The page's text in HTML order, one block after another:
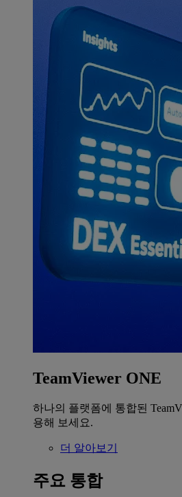
TeamViewer ONE
하나의 플랫폼에 통합된
용해 보세요.
더 알아보기
주요 통합